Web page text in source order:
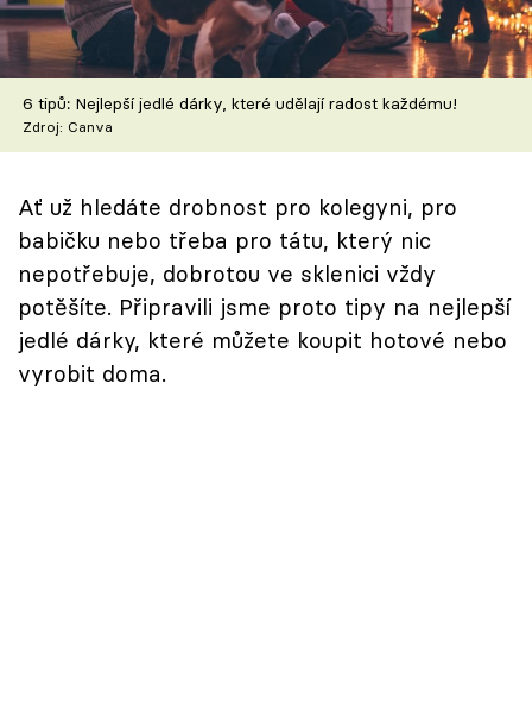
Škola vaření
Recepty z TV
Speciál: Cuketa
Těhotnej kuchař
Sledujte prima+
Přihlášení
6 tipů: Nejlepší jedlé dárky, které udělají radost každému!
Zdroj: Canva
Ať už hledáte drobnost pro kolegyni, pro
babičku nebo třeba pro tátu, který nic
nepotřebuje, dobrotou ve sklenici vždy
potěšíte. Připravili jsme proto tipy na nejlepší
jedlé dárky, které můžete koupit hotové nebo
vyrobit doma.